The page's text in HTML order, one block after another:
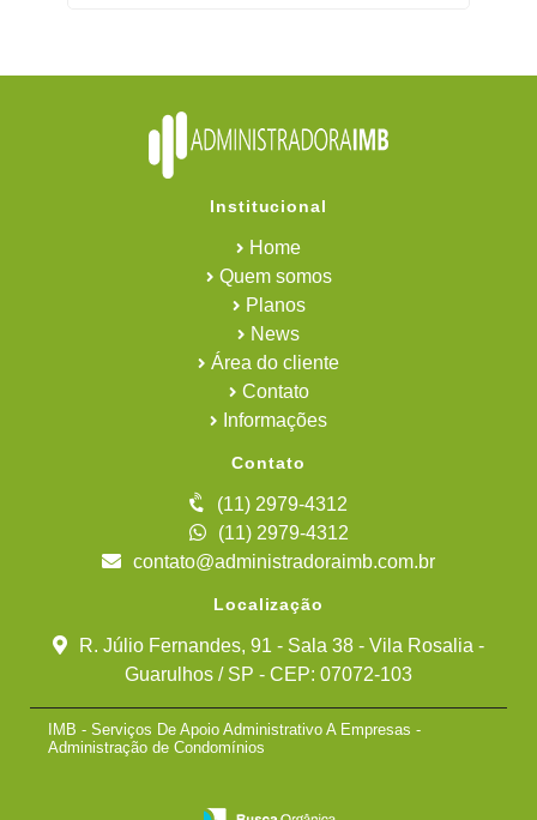
Institucional
Home
Quem somos
Planos
News
Área do cliente
Contato
Informações
Contato
(11) 2979-4312
(11) 2979-4312
contato@administradoraimb.com.br
Localização
R. Júlio Fernandes, 91 - Sala 38 - Vila Rosalia -
Guarulhos / SP - CEP: 07072-103
IMB - Serviços De Apoio Administrativo A Empresas -
Administração de Condomínios